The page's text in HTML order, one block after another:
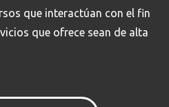
que interactúan con el fin
que ofrece sean de alta